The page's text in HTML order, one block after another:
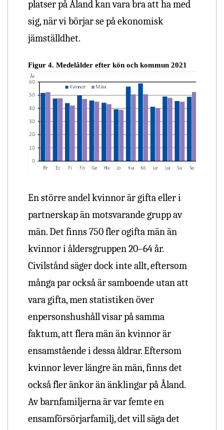
platser på Åland kan vara bra att ha med
sig, när vi börjar se på ekonomisk
jämställdhet.
Figur 4. Medelålder efter kön och kommun 2021
En större andel kvinnor är gifta eller i
partnerskap än motsvarande grupp av
män. Det finns 750 fler ogifta män än
kvinnor i åldersgruppen 20–64 år.
Civilstånd säger dock inte allt, eftersom
många par också är samboende utan att
vara gifta, men statistiken över
enpersonshushåll visar på samma
faktum, att flera män än kvinnor är
ensamstående i dessa åldrar. Eftersom
kvinnor lever längre än män, finns det
också fler änkor än änklingar på Åland.
Av barnfamiljerna är var femte en
ensamförsörjarfamilj, det vill säga det